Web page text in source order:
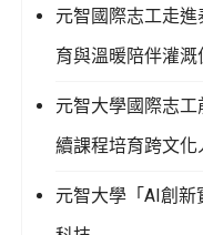
元智國際志工走
育與溫暖陪伴灌溉
元智大學國際志
續課程培育跨文化
元智大學「AI創